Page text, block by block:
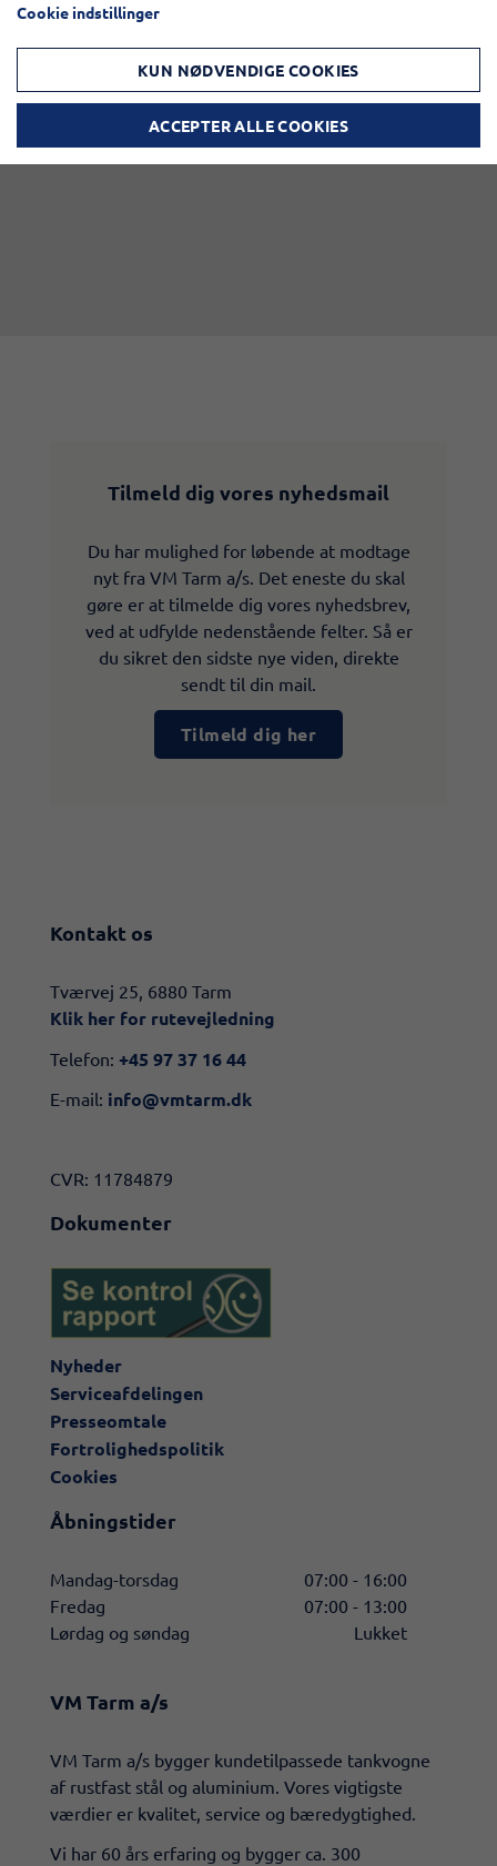
Tilmeld dig vores nyhedsmail
Du har mulighed for løbende at modtage
nyt fra VM Tarm a/s. Det eneste du skal
gøre er at tilmelde dig vores nyhedsbrev,
ved at udfylde nedenstående felter. Så er
du sikret den sidste nye viden, direkte
sendt til din mail.
Tilmeld dig her
Kontakt os
​​Tværvej 25, 6880 Tarm
Klik her for rutevejledning​
Telefon: +45 97 37 16 44
E-mail: info@vmtarm.dk
CVR: 11784879
Dokumenter
Nyheder
Serviceafdelingen
Presseomtale
Fortrolighedspolitik
Cookies
Åbningstider
Mandag-torsdag
07:00 - 16:00
Fredag
07:00 - 13:00
Lørdag og søndag
Lukket
VM Tarm a/s
​VM Tarm a/s bygger kundetilpassede tankvogne
af rustfast stål og aluminium. Vores vigtigste
værdier er kvalitet, service og bæredygtighed.
Vi har 60 års erfaring og bygger ca. 300
Cookie indstillinger
KUN NØDVENDIGE COOKIES
ACCEPTER ALLE COOKIES